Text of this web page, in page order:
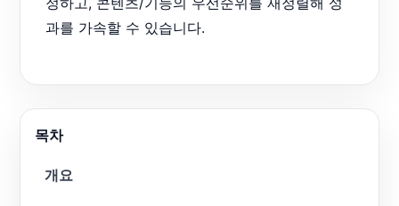
과를 가속할 수 있습니다.
목차
개요